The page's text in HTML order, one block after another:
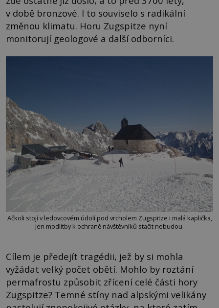
v době bronzové. I to souviselo s radikální
změnou klimatu. Horu Zugspitze nyní
monitorují geologové a další odborníci.
Ačkoli stojí v ledovcovém údolí pod vrcholem Zugspitze i malá kaplička,
jen modlitby k ochraně návštěvníků stačit nebudou.
Cílem je předejít tragédii, jež by si mohla
vyžádat velký počet obětí. Mohlo by roztání
permafrostu způsobit zřícení celé části hory
Zugspitze? Temné stíny nad alpskými velikány